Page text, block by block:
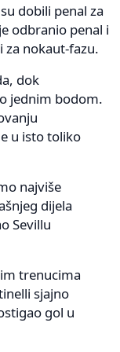
dobili penal za
odbranio penal i
za nokaut-fazu.
dok
jednim bodom.
u isto toliko
najviše
dijela
Sevillu
trenucima
sjajno
gol u